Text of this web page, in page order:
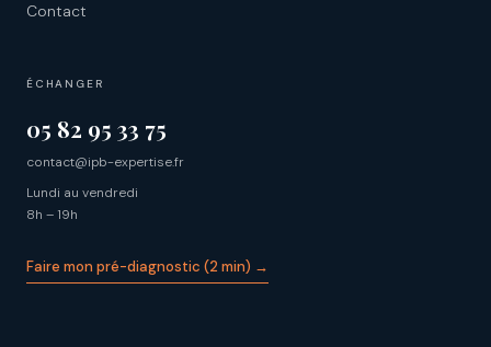
Contact
ÉCHANGER
05 82 95 33 75
contact@ipb-expertise.fr
Lundi au vendredi
8h – 19h
Faire mon pré-diagnostic (2 min) →